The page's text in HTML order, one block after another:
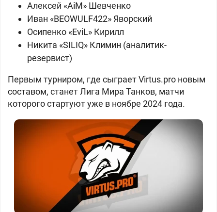
Алексей «AiM» Шевченко
Иван «BEOWULF422» Яворский
Осипенко «EviL» Кирилл
Никита «SILIQ» Климин (аналитик-
резервист)
Первым турниром, где сыграет Virtus.рro новым
составом, станет Лига Мира Танков, матчи
которого стартуют уже в ноябре 2024 года.